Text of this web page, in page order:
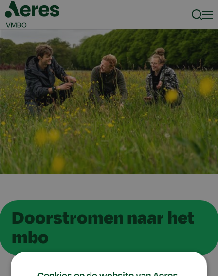
Doorstromen naar het
mbo